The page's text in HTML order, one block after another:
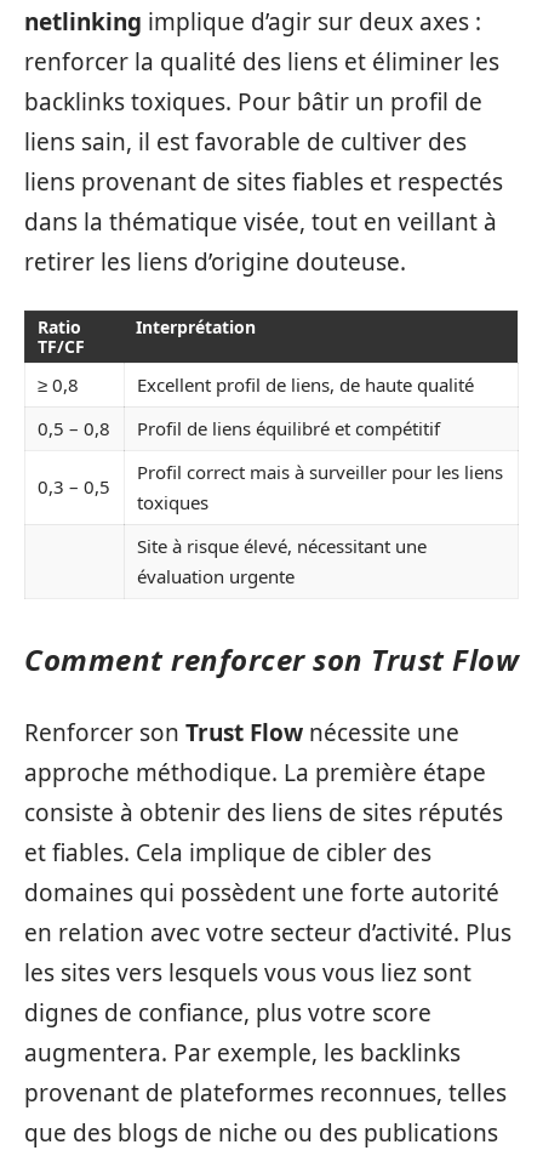
netlinking implique d’agir sur deux axes :
renforcer la qualité des liens et éliminer les
backlinks toxiques. Pour bâtir un profil de
liens sain, il est favorable de cultiver des
liens provenant de sites fiables et respectés
dans la thématique visée, tout en veillant à
retirer les liens d’origine douteuse.
Ratio
TF/CF
Interprétation
≥ 0,8
Excellent profil de liens, de haute qualité
0,5 – 0,8
Profil de liens équilibré et compétitif
0,3 – 0,5
Profil correct mais à surveiller pour les liens
toxiques
Site à risque élevé, nécessitant une
évaluation urgente
Comment renforcer son Trust Flow
Renforcer son Trust Flow nécessite une
approche méthodique. La première étape
consiste à obtenir des liens de sites réputés
et fiables. Cela implique de cibler des
domaines qui possèdent une forte autorité
en relation avec votre secteur d’activité. Plus
les sites vers lesquels vous vous liez sont
dignes de confiance, plus votre score
augmentera. Par exemple, les backlinks
provenant de plateformes reconnues, telles
que des blogs de niche ou des publications